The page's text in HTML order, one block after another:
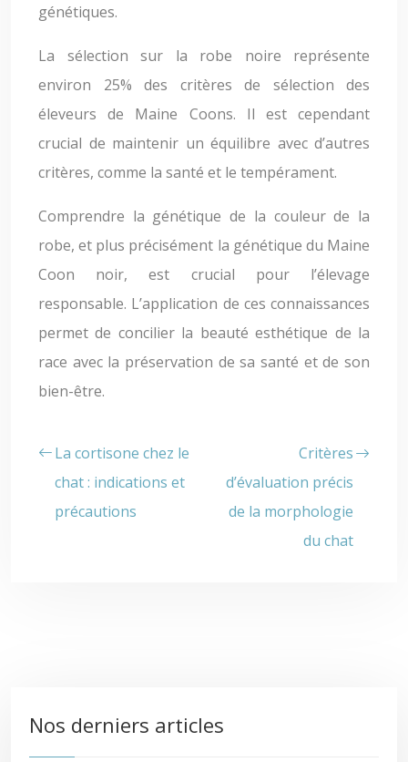
génétiques.
La sélection sur la robe noire représente
environ 25% des critères de sélection des
éleveurs de Maine Coons. Il est cependant
crucial de maintenir un équilibre avec d’autres
critères, comme la santé et le tempérament.
Comprendre la génétique de la couleur de la
robe, et plus précisément la génétique du Maine
Coon noir, est crucial pour l’élevage
responsable. L’application de ces connaissances
permet de concilier la beauté esthétique de la
race avec la préservation de sa santé et de son
bien-être.
La cortisone chez le
chat : indications et
précautions
Critères
d’évaluation précis
de la morphologie
du chat
Nos derniers articles